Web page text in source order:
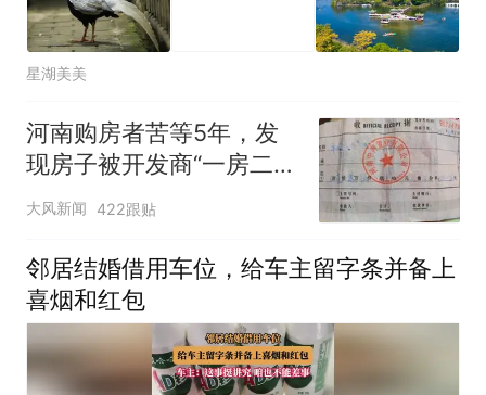
星湖美美
河南购房者苦等5年，发
现房子被开发商“一房二
卖”，同一小区至少6户有
同样遭遇；当地回应：已
成立政府工作专班
大风新闻 422跟贴
邻居结婚借用车位，给车主留字条并备上
喜烟和红包